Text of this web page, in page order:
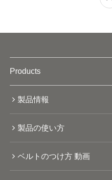
Products
製品情報
製品の使い方
ベルトのつけ方 動画